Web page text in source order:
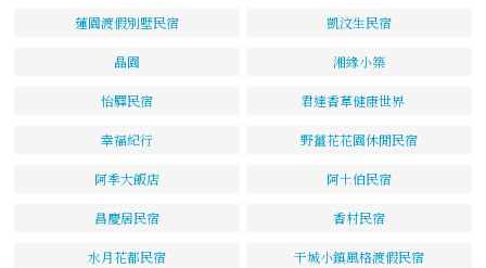
蓮園渡假別墅民宿 凱汶生民宿
晶園 湘緣小築
怡驛民宿 君達香草健康世界
幸福紀行 野薑花花園休閒民宿
阿季大飯店 阿土伯民宿
昌慶居民宿 香村民宿
水月花都民宿 干城小鎮風格渡假民宿